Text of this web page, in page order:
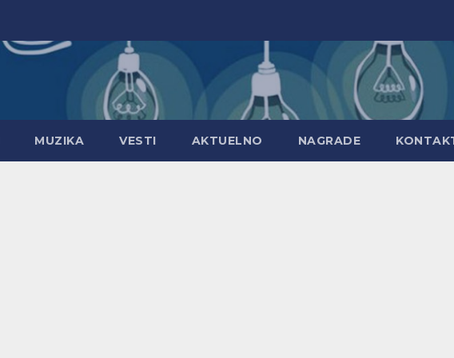
MUZIKA VESTI AKTUELNO NAGRADE